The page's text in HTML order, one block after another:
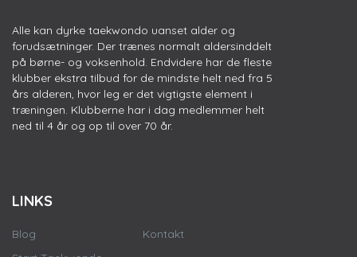
Alle kan dyrke taekwondo uanset alder og
forudsætninger. Der trænes normalt aldersinddelt
på børne- og voksenhold. Endvidere har de fleste
klubber ekstra tilbud for de mindste helt ned fra 5
års alderen, hvor leg er det vigtigste element i
træningen. Klubberne har i dag medlemmer helt
ned til 4 år og op til over 70 år.
LINKS
Blog
Kontakt